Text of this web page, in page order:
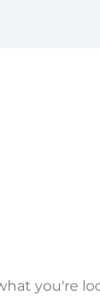
you're